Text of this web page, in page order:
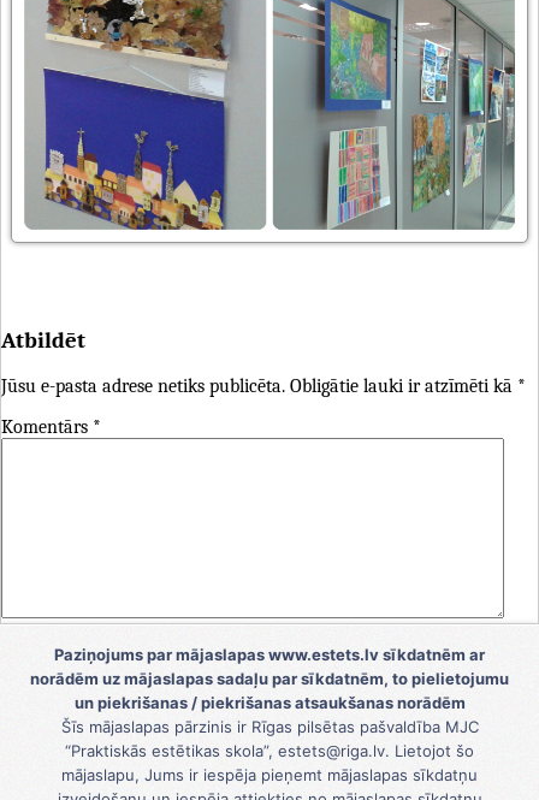
Atbildēt
Jūsu e-pasta adrese netiks publicēta. Obligātie lauki ir atzīmēti kā *
Komentārs *
*
Tīmekļa vietne
Saglabājiet manu vārdu, e-pasta adresi un vietni šajā
Paziņojums par mājaslapas www.estets.lv sīkdatnēm ar
norādēm uz mājaslapas sadaļu par sīkdatnēm, to pielietojumu
un piekrišanas / piekrišanas atsaukšanas norādēm
Šīs mājaslapas pārzinis ir Rīgas pilsētas pašvaldība MJC
“Praktiskās estētikas skola”, estets@riga.lv. Lietojot šo
mājaslapu, Jums ir iespēja pieņemt mājaslapas sīkdatņu